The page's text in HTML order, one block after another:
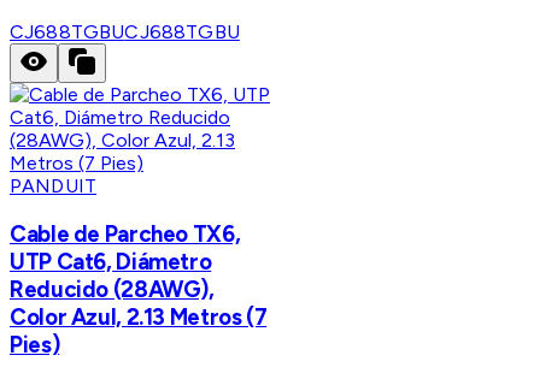
CJ688TGBUCJ688TGBU
PANDUIT
Cable de Parcheo TX6,
UTP Cat6, Diámetro
Reducido (28AWG),
Color Azul, 2.13 Metros (7
Pies)